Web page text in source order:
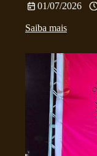
01/07/2026
Saiba mais